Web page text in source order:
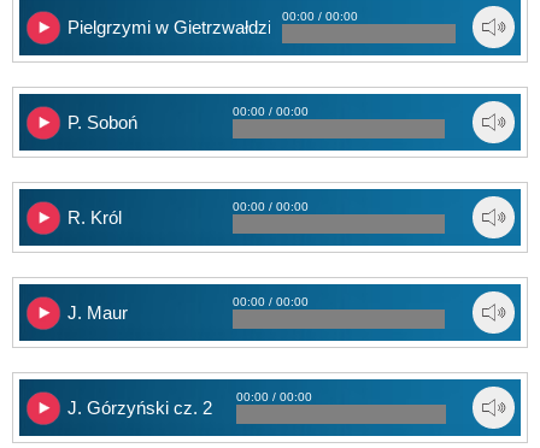
Pielgrzymi w Gietrzwałdzie
00:00 / 00:00
P. Soboń
00:00 / 00:00
R. Król
00:00 / 00:00
J. Maur
00:00 / 00:00
J. Górzyński cz. 2
00:00 / 00:00